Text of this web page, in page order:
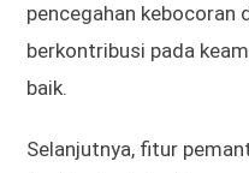
pencegahan kebocoran
berkontribusi pada
baik.
Selanjutnya, fitur